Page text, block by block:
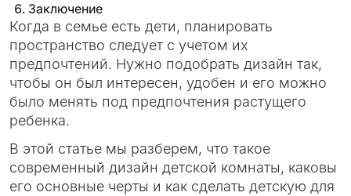
Заключение
Когда в семье есть дети, планировать
пространство следует с учетом их
предпочтений. Нужно подобрать дизайн так,
чтобы он был интересен, удобен и его можно
было менять под предпочтения растущего
ребенка.
В этой статье мы разберем, что такое
современный дизайн детской комнаты, каковы
его основные черты и как сделать детскую для